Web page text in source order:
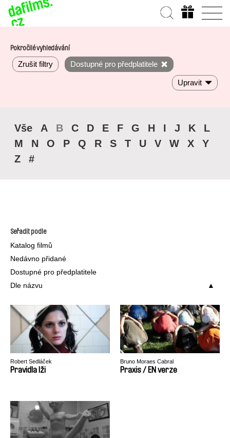
Pokročilé vyhledávání
Zrušit filtry Dostupné pro předplatitele
Upravit
Vše A B C D E F G H I J K
L
M
N O P Q R S T U V W X
Y
Z
#
Seřadit podle
Katalog filmů
Nedávno přidané
Dostupné pro předplatitele
Dle názvu
Robert Sedláček
Pravidla lži
Bruno Moraes Cabral
Praxis / EN verze